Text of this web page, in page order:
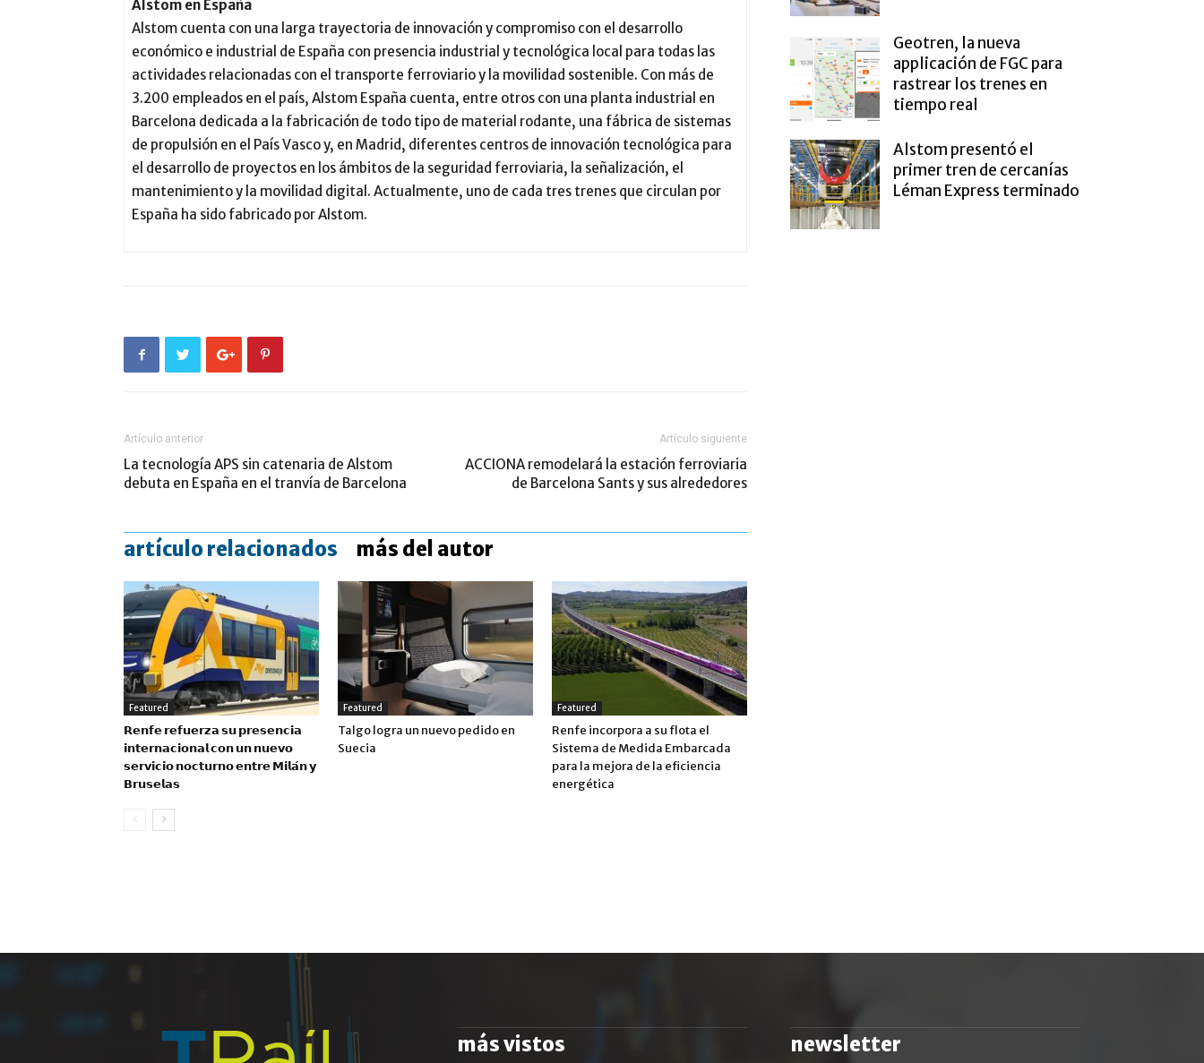
Alstom en España
Alstom cuenta con una larga trayectoria de innovación y compromiso con el desarrollo
económico e industrial de España con presencia industrial y tecnológica local para todas las
actividades relacionadas con el transporte ferroviario y la movilidad sostenible. Con más de
3.200 empleados en el país, Alstom España cuenta, entre otros con una planta industrial en
Barcelona dedicada a la fabricación de todo tipo de material rodante, una fábrica de sistemas
de propulsión en el País Vasco y, en Madrid, diferentes centros de innovación tecnológica para
el desarrollo de proyectos en los ámbitos de la seguridad ferroviaria, la señalización, el
mantenimiento y la movilidad digital. Actualmente, uno de cada tres trenes que circulan por
España ha sido fabricado por Alstom.
Artículo anterior
La tecnología APS sin catenaria de Alstom
debuta en España en el tranvía de Barcelona
Artículo siguiente
ACCIONA remodelará la estación ferroviaria
de Barcelona Sants y sus alrededores
artículo relacionados más del autor
Featured
𝗥𝗲𝗻𝗳𝗲 𝗿𝗲𝗳𝘂𝗲𝗿𝘇𝗮 𝘀𝘂 𝗽𝗿𝗲𝘀𝗲𝗻𝗰𝗶𝗮
𝗶𝗻𝘁𝗲𝗿𝗻𝗮𝗰𝗶𝗼𝗻𝗮𝗹 𝗰𝗼𝗻 𝘂𝗻 𝗻𝘂𝗲𝘃𝗼
𝘀𝗲𝗿𝘃𝗶𝗰𝗶𝗼 𝗻𝗼𝗰𝘁𝘂𝗿𝗻𝗼 𝗲𝗻𝘁𝗿𝗲 𝗠𝗶𝗹𝗮́𝗻 𝘆
𝗕𝗿𝘂𝘀𝗲𝗹𝗮𝘀
Featured
Talgo logra un nuevo pedido en
Suecia
Featured
Renfe incorpora a su flota el
Sistema de Medida Embarcada
para la mejora de la eficiencia
energética
Geotren, la nueva
applicación de FGC para
rastrear los trenes en
tiempo real
Alstom presentó el
primer tren de cercanías
Léman Express terminado
más vistos newsletter